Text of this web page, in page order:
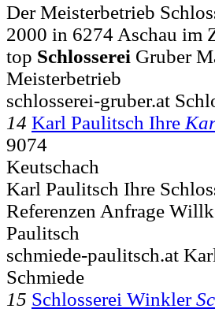
Der Meisterbetrieb
2000 in 6274 Aschau im
top Schlosserei Gruber
Meisterbetrieb
schlosserei-gruber.at
14 Karl Paulitsch Ihre
9074
Keutschach
Karl Paulitsch Ihre
Referenzen Anfrage
Paulitsch
schmiede-paulitsch.at
Schmiede
15 Schlosserei Winkler